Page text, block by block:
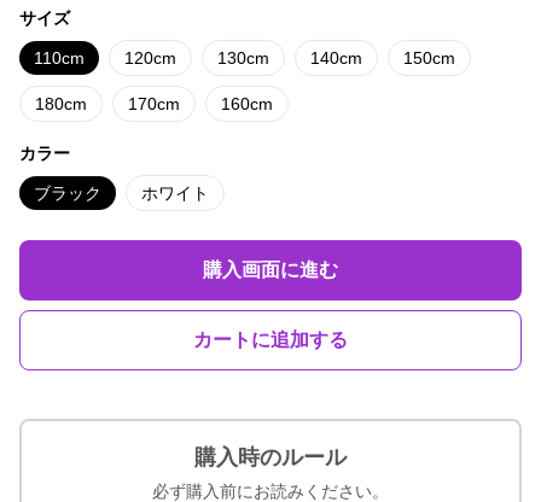
サイズ
110cm 120cm 130cm 140cm 150cm
180cm 170cm 160cm
カラー
ブラック ホワイト
購入画面に進む
カートに追加する
購入時のルール
必ず購入前にお読みください。